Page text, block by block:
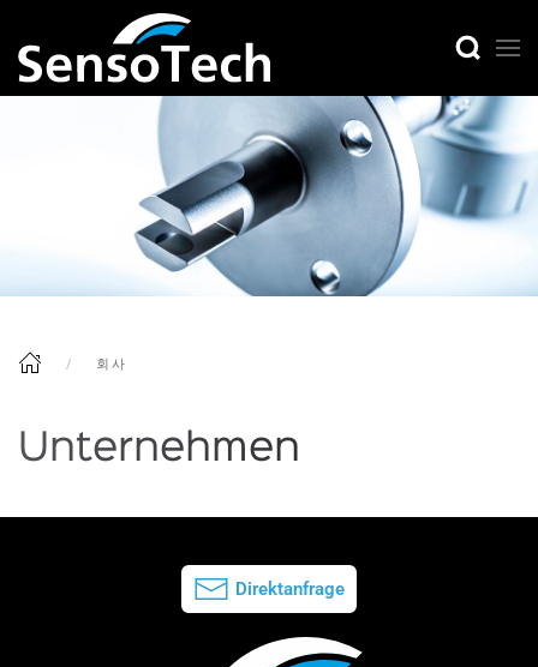
회사
Unternehmen
Direktanfrage